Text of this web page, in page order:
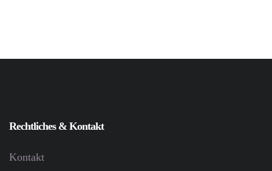
Rechtliches & Kontakt
Kontakt